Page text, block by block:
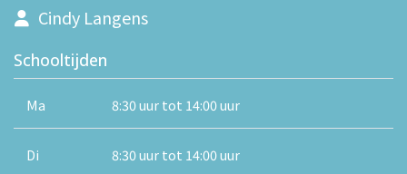
Cindy Langens
Schooltijden
Ma 8:30 uur tot 14:00 uur
Di 8:30 uur tot 14:00 uur